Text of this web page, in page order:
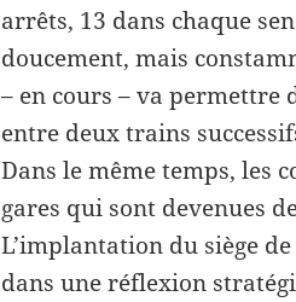
arrêts, 13 dans chaque
doucement, mais
– en cours – va permettre
entre deux trains
Dans le même temps, les
gares qui sont devenues
L’implantation du siège
dans une réflexion